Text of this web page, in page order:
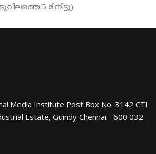
5 മിനിട്ടു)
Media Institute Post Box No. 3142 CTI
Estate, Guindy Chennai - 600 032.